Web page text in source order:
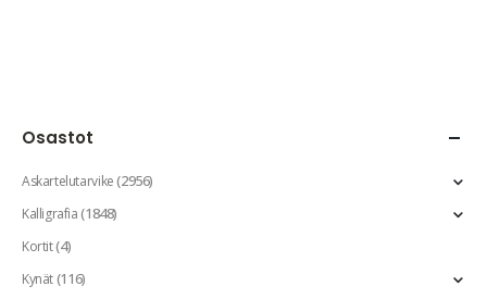
Osastot
Askartelutarvike(2956)
Kalligrafia(1848)
Kortit(4)
Kynät(116)